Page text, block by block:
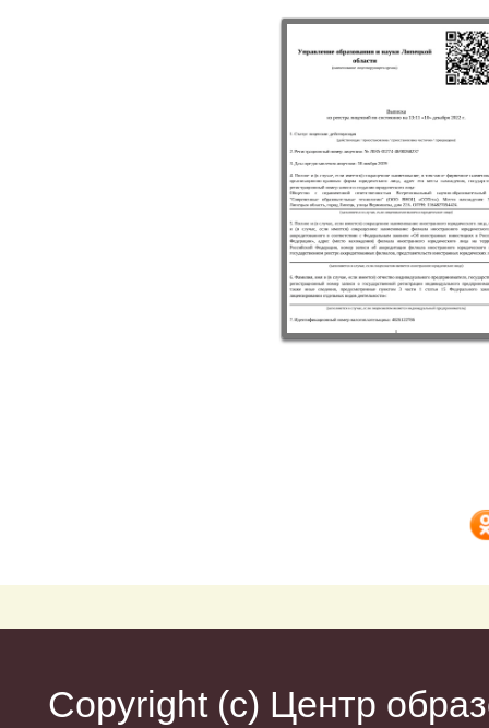
Copyright (c) Центр